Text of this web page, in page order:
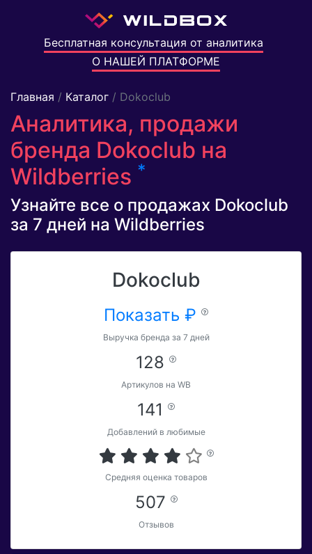
Бесплатная консультация от аналитика
О НАШЕЙ ПЛАТФОРМЕ
Главная / Каталог / Dokoclub
Аналитика, продажи
бренда Dokoclub на
Wildberries *
Узнайте все о продажах Dokoclub
за 7 дней на Wildberries
Dokoclub
Показать ₽
Выручка бренда за 7 дней
128
Артикулов на WB
141
Добавлений в любимые
Средняя оценка товаров
507
Отзывов